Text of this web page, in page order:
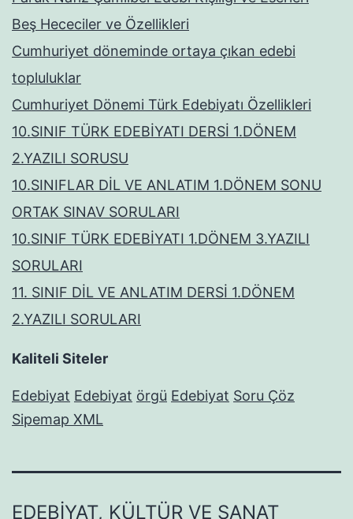
Beş Hececiler ve Özellikleri
Cumhuriyet döneminde ortaya çıkan edebi
topluluklar
Cumhuriyet Dönemi Türk Edebiyatı Özellikleri
10.SINIF TÜRK EDEBİYATI DERSİ 1.DÖNEM
2.YAZILI SORUSU
10.SINIFLAR DİL VE ANLATIM 1.DÖNEM SONU
ORTAK SINAV SORULARI
10.SINIF TÜRK EDEBİYATI 1.DÖNEM 3.YAZILI
SORULARI
11. SINIF DİL VE ANLATIM DERSİ 1.DÖNEM
2.YAZILI SORULARI
Kaliteli Siteler
Edebiyat Edebiyat örgü Edebiyat Soru Çöz
Sipemap XML
EDEBIYAT, KÜLTÜR VE SANAT